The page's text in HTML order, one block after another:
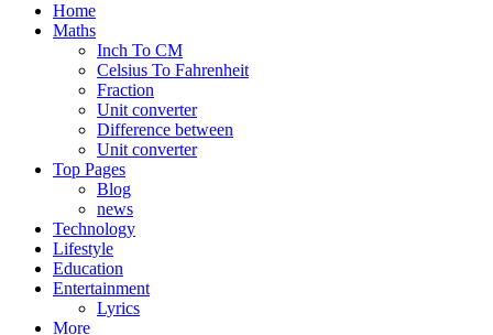
Home
Maths
Inch To CM
Celsius To Fahrenheit
Fraction
Unit converter
Difference between
Unit converter
Top Pages
Blog
news
Technology
Lifestyle
Education
Entertainment
Lyrics
More